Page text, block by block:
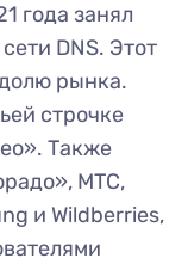
года занял
DNS. Этот
рынка.
строчке
Также
МТС,
и Wildberries,